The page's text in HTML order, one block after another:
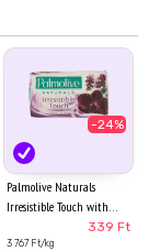
-24%
Palmolive Naturals
Irresistible Touch with
Orchid pipereszappan 90 g
339 Ft
3 767 Ft/kg